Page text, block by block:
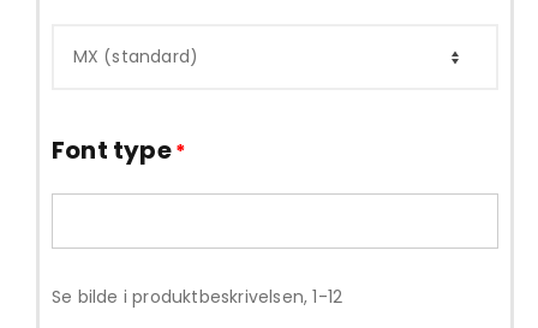
Font type*
Se bilde i produktbeskrivelsen, 1-12